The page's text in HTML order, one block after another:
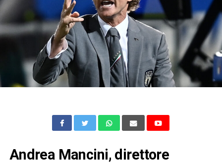
Andrea Mancini, direttore